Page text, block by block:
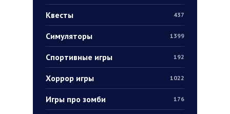
Квесты 437
Симуляторы 1399
Спортивные игры 192
Хоррор игры 1022
Игры про зомби 176